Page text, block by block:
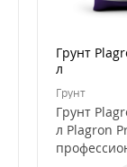
Грунт
л
Грунт
Грунт
л Plagron